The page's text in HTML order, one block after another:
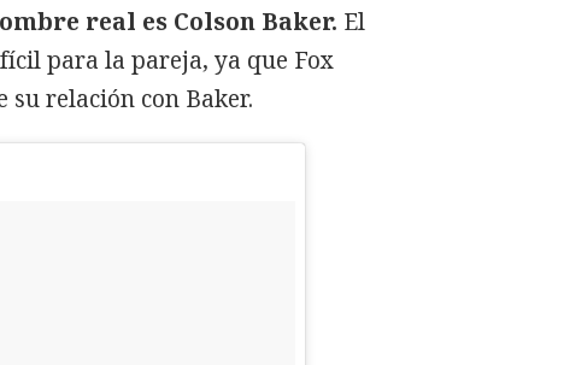
real es Colson Baker. El
para la pareja, ya que Fox
su relación con Baker.